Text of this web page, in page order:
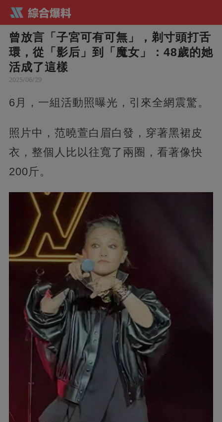
曾放言「子宮可有可無」，剃寸頭打舌
環，從「影后」到「魔女」：48歲的她
活成了這樣
2025/06/29
6月，一組活動照曝光，引來全網震驚。
照片中，范曉萱白眉白發，穿著黑裙皮
衣，整個人比以往寬了兩圈，看著像快
200斤。